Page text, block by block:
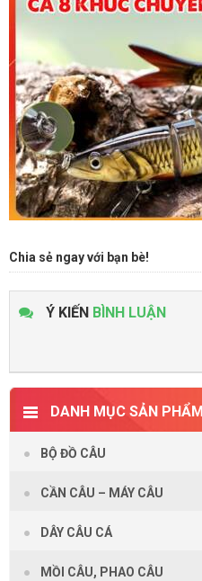
Chia sẻ ngay với bạn bè!
Ý KIẾN BÌNH LUẬN
DANH MỤC SẢN PHẨM
BỘ ĐỒ CÂU
CẦN CÂU – MÁY CÂU
DÂY CÂU CÁ
MỒI CÂU, PHAO CÂU